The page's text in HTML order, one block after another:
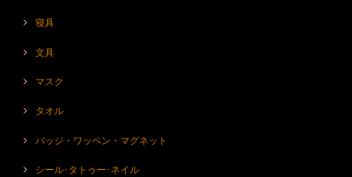
寝具
文具
マスク
タオル
バッジ・ワッペン・マグネット
シール･タトゥー･ネイル